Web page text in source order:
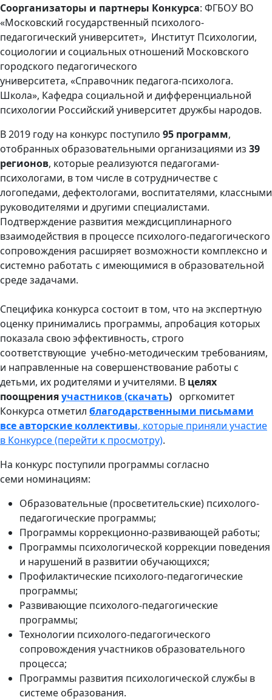
Соорганизаторы и партнеры Конкурса: ФГБОУ ВО
«Московский государственный психолого-
педагогический университет», Институт Психологии,
социологии и социальных отношений Московского
городского педагогического
университета, «Справочник педагога-психолога.
Школа», Кафедра социальной и дифференциальной
психологии Российский университет дружбы народов.
В 2019 году на конкурс поступило 95 программ,
отобранных образовательными организациями из 39
регионов, которые реализуются педагогами-
психологами, в том числе в сотрудничестве с
логопедами, дефектологами, воспитателями, классными
руководителями и другими специалистами.
Подтверждение развития междисциплинарного
взаимодействия в процессе психолого-педагогического
сопровождения расширяет возможности комплексно и
системно работать с имеющимися в образовательной
среде задачами.
Специфика конкурса состоит в том, что на экспертную
оценку принимались программы, апробация которых
показала свою эффективность, строго
соответствующие учебно-методическим требованиям,
и направленные на совершенствование работы с
детьми, их родителями и учителями. В целях
поощренияучастников (скачать) оргкомитет
Конкурса отметил благодарственными письмами
все авторские коллективы, которые приняли участие
в Конкурсе (перейти к просмотру).
На конкурс поступили программы согласно
семи номинациям:
Образовательные (просветительские) психолого-
педагогические программы;
Программы коррекционно-развивающей работы;
Программы психологической коррекции поведения
и нарушений в развитии обучающихся;
Профилактические психолого-педагогические
программы;
Развивающие психолого-педагогические
программы;
Технологии психолого-педагогического
сопровождения участников образовательного
процесса;
Программы развития психологической службы в
системе образования.